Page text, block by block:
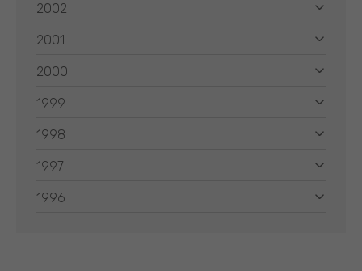
2002
2001
2000
1999
1998
1997
1996